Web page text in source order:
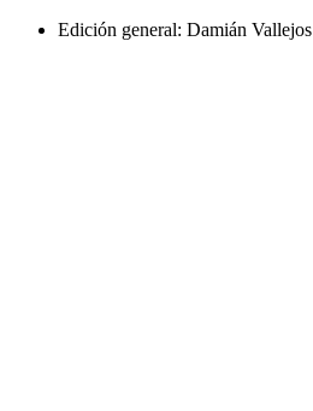
Edición general: Damián Vallejos